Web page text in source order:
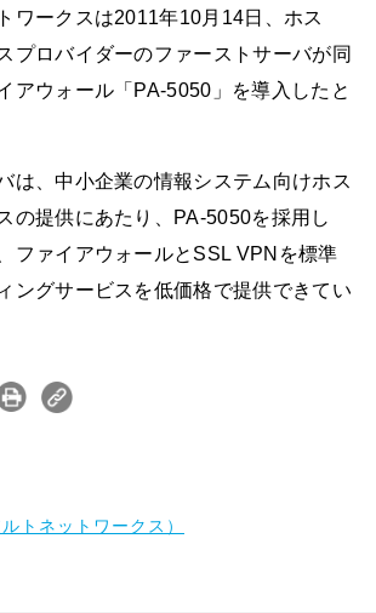
ワークスは2011年10月14日、ホス
プロバイダーのファーストサーバが同
アウォール「PA-5050」を導入したと
は、中小企業の情報システム向けホス
の提供にあたり、PA-5050を採用し
ファイアウォールとSSL VPNを標準
ングサービスを低価格で提供できてい
トネットワークス）